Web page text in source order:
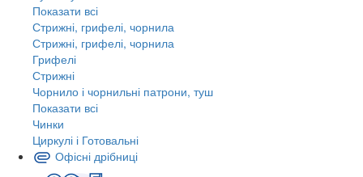
Показати всі
Стрижні, грифелі, чорнила
Стрижні, грифелі, чорнила
Грифелі
Стрижні
Чорнило і чорнильні патрони, туш
Показати всі
Чинки
Циркулі і Готовальні
Офісні дрібниці